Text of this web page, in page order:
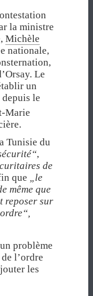
la ministre
Michèle
nationale,
Le
un
le
Marie
Tunisie du
,
de
que „le
même que
reposer sur
problème
l’ordre
les